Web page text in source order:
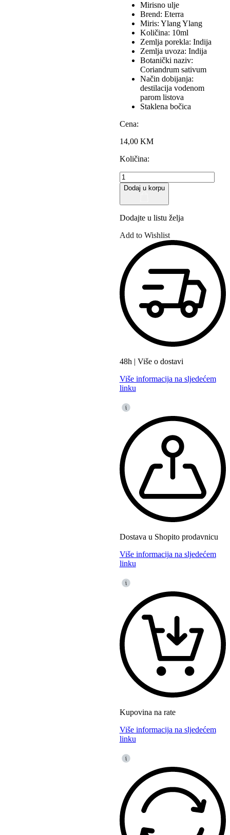
Mirisno ulje
Brend: Eterra
Miris: Ylang Ylang
Količina: 10ml
Zemlja porekla: Indija
Zemlja uvoza: Indija
Botanički naziv:
Coriandrum sativum
Način dobijanja:
destilacija vodenom
parom listova
Staklena bočica
Cena:
14,00 KM
Količina:
EterraYlang
Ylang
10ml
Dodaj u korpu
Dodajte u listu želja
Add to Wishlist
48h | Više o dostavi
Više informacija na sljedećem
linku
Dostava u Shopito prodavnicu
Više informacija na sljedećem
linku
Kupovina na rate
Više informacija na sljedećem
linku